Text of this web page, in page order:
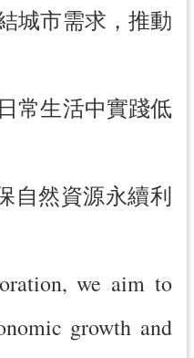
城市需求，推動
常生活中實踐低
自然資源永續利
we aim to
growth and